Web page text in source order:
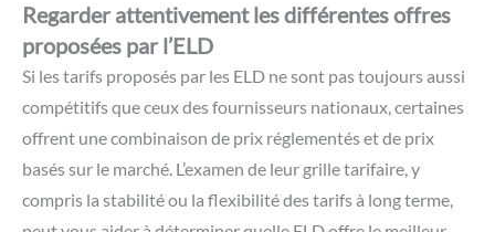
Regarder attentivement les différentes offres
proposées par l’ELD
Si les tarifs proposés par les ELD ne sont pas toujours aussi
compétitifs que ceux des fournisseurs nationaux, certaines
offrent une combinaison de prix réglementés et de prix
basés sur le marché. L’examen de leur grille tarifaire, y
compris la stabilité ou la flexibilité des tarifs à long terme,